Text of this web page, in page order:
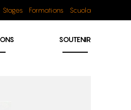
Stages Formations Scuola
SOUTENIR